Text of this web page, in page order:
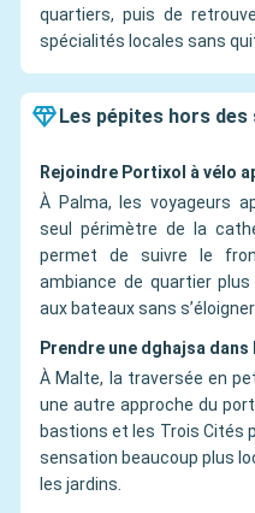
quartiers, puis de
spécialités locales sans
Les pépites hors
Rejoindre Portixol à vélo
À Palma, les voyageurs
seul périmètre de la
permet de suivre le
ambiance de quartier
aux bateaux sans
Prendre une dghajsa
À Malte, la traversée en
une autre approche du
bastions et les Trois Cités
sensation beaucoup plus
les jardins.